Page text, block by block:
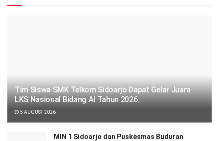
Tim Siswa SMK Telkom Sidoarjo Dapat Gelar Juara
LKS Nasional Bidang AI Tahun 2026.
5 AUGUST 2026
MIN 1 Sidoarjo dan Puskesmas Buduran